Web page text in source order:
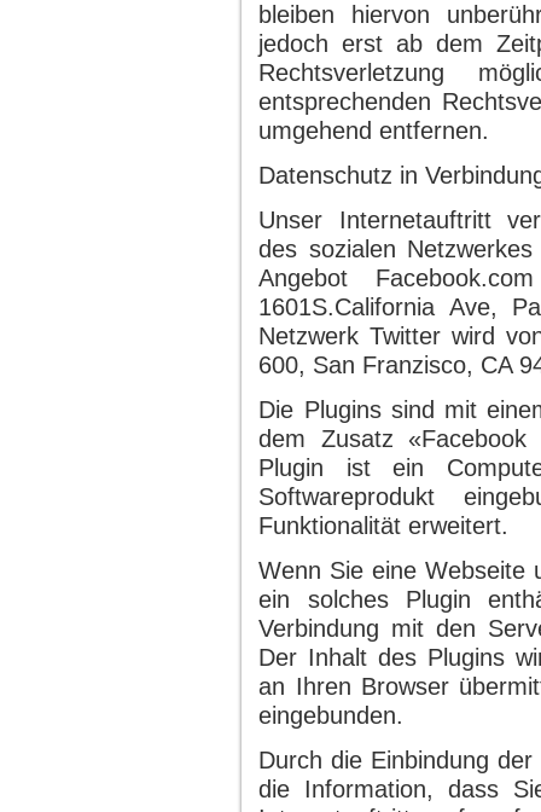
bleiben hiervon
jedoch erst ab dem
Rechtsverletzung
entsprechenden
umgehend entfernen.
Datenschutz in
Unser Internetauftritt
des sozialen
Angebot
1601S.California Ave,
Netzwerk Twitter wird
600, San Franzisco, CA
Die Plugins sind mit
dem Zusatz «Facebook
Plugin ist ein
Softwareprodukt
Funktionalität erweitert.
Wenn Sie eine Webseite
ein solches Plugin
Verbindung mit den
Der Inhalt des Plugins
an Ihren Browser
eingebunden.
Durch die Einbindung
die Information, dass